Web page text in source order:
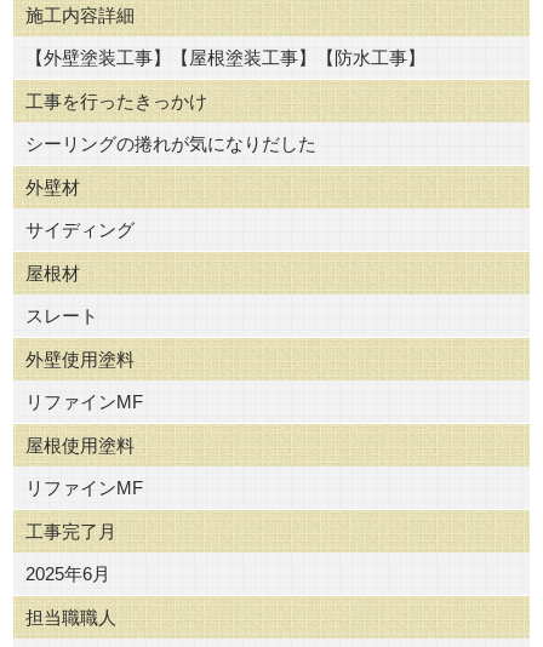
施工内容詳細
【外壁塗装工事】【屋根塗装工事】【防水工事】
工事を行ったきっかけ
シーリングの捲れが気になりだした
外壁材
サイディング
屋根材
スレート
外壁使用塗料
リファインMF
屋根使用塗料
リファインMF
工事完了月
2025年6月
担当職職人